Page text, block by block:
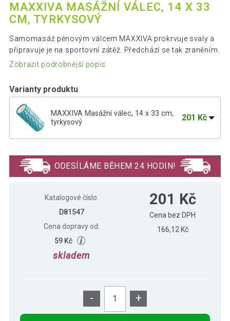
MAXXIVA MASÁŽNÍ VÁLEC, 14 X 33
CM, TYRKYSOVÝ
Samomasáž pěnovým válcem MAXXIVA prokrvuje svaly a
připravuje je na sportovní zátěž. Předchází se tak zraněním.
Zobrazit podrobnější popis
Varianty produktu
MAXXIVA Masážní válec, 14 x 33 cm,
tyrkysový
201 Kč
černý
šedý
201 Kč
ODESÍLÁME BĚHEM 24 HODIN!
Katalogové číslo:
D81547
Cena dopravy od:
59 Kč
skladem
201 Kč
Cena bez DPH
166,12 Kč
- +